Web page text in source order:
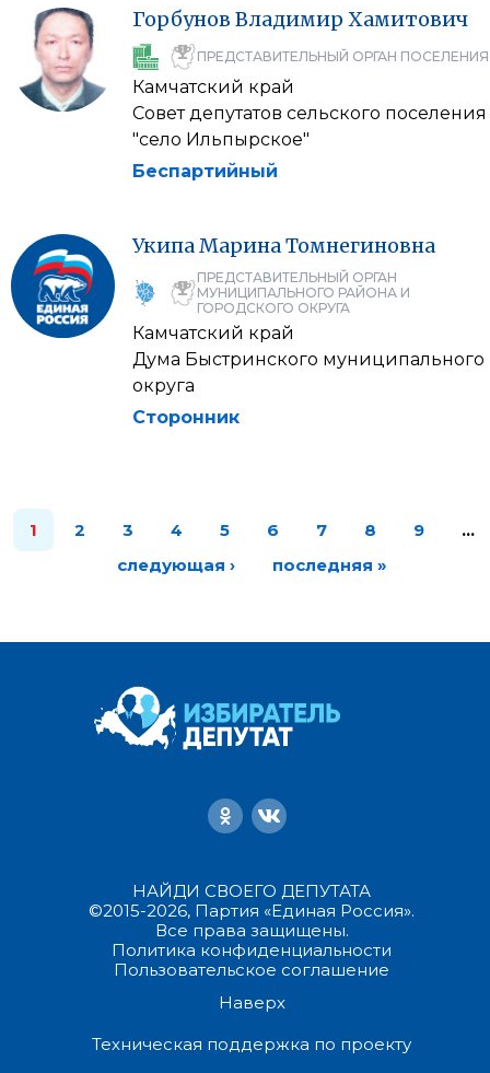
Горбунов Владимир Хамитович
ПРЕДСТАВИТЕЛЬНЫЙ ОРГАН ПОСЕЛЕНИЯ
Камчатский край
Совет депутатов сельского поселения
"село Ильпырское"
Беспартийный
УкипаМаринаТомнегиновна
ПРЕДСТАВИТЕЛЬНЫЙ ОРГАН
МУНИЦИПАЛЬНОГО РАЙОНА И
ГОРОДСКОГО ОКРУГА
Камчатский край
Дума Быстринского муниципального
округа
Сторонник
1 2 3 4 5 6 7 8 9
…
следующая ›
последняя »
НАЙДИ СВОЕГО ДЕПУТАТА
©2015-2026, Партия «Единая Россия».
Все права защищены.
Политика конфиденциальности
Пользовательское соглашение
Наверх
Техническая поддержка по проекту